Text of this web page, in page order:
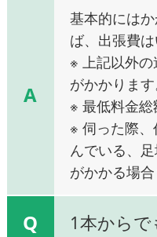
A
基本的には
ば、出張費は
※ 上記以外
がかかります
※ 最低料金総
※ 伺った際
んでいる、
がかかる場合
Q 1本から